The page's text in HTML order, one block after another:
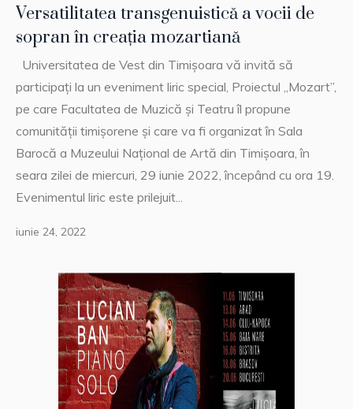
Versatilitatea transgenuistică a vocii de
sopran în creația mozartiană
Universitatea de Vest din Timișoara vă invită să
participați la un eveniment liric special, Proiectul „Mozart”,
pe care Facultatea de Muzică și Teatru îl propune
comunității timișorene și care va fi organizat în Sala
Barocă a Muzeului Național de Artă din Timișoara, în
seara zilei de miercuri, 29 iunie 2022, începând cu ora 19.
Evenimentul liric este prilejuit...
iunie 24, 2022